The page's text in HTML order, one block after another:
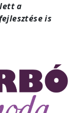
a
is